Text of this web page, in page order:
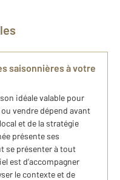
saisonnières à votre
idéale valable pour
vendre dépend avant
et de la stratégie
présente ses
se présenter à tout
est d’accompagner
le contexte et de